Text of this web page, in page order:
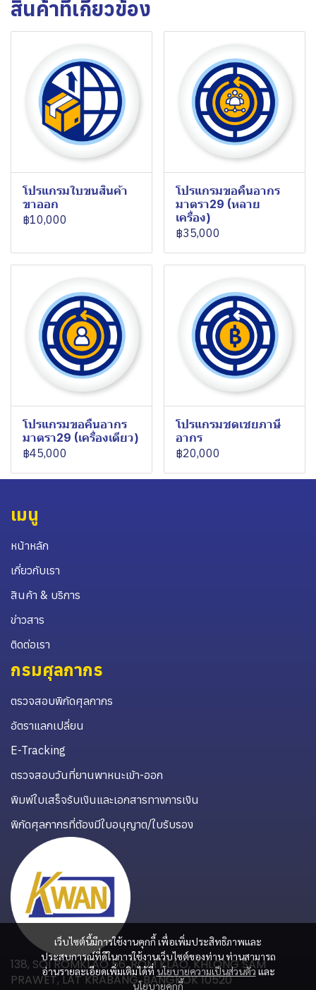
สินค้าที่เกี่ยวข้อง
โปรแกรมใบขนสินค้า
ขาออก
฿10,000
โปรแกรมขอคืนอากร
มาตรา29 (หลาย
เครื่อง)
฿35,000
โปรแกรมขอคืนอากร
มาตรา29 (เครื่องเดียว)
฿45,000
โปรแกรมชดเชยภาษี
อากร
฿20,000
เว็บไซต์นี้มีการใช้งานคุกกี้ เพื่อเพิ่มประสิทธิภาพและ
ประสบการณ์ที่ดีในการใช้งานเว็บไซต์ของท่าน ท่านสามารถ
อ่านรายละเอียดเพิ่มเติมได้ที่นโยบายความเป็นส่วนตัวและ
นโยบายคุกกี้
เมนู
หน้าหลัก
เกี่ยวกับเรา
สินค้า & บริการ
ข่าวสาร
ติดต่อเรา
กรมศุลกากร
ตรวจสอบพิกัดศุลกากร
อัตราแลกเปลี่ยน
E-Tracking
ตรวจสอบวันที่ยานพาหนะเข้า-ออก
พิมพ์ใบเสร็จรับเงินและเอกสารทางการเงิน
พิกัดศุลกากรที่ต้องมีใบอนุญาต/ใบรับรอง
138, SOI ROMKLAO 56, ROM KLAO, KHLONG SAM
PRAWET, LAT KRABANG, BANGKOK 10520